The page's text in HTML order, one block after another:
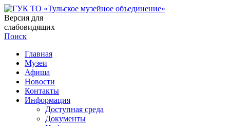
Версия для
слабовидящих
Поиск
Главная
Музеи
Афиша
Новости
Контакты
Информация
Доступная среда
Документы